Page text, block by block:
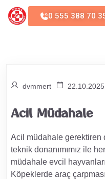
0 555 388 70
dvmmert 22.10.2025
Acil Müdahale
Acil müdahale gerektiren
teknik donanımımız ile
müdahale evcil
Köpeklerde araç